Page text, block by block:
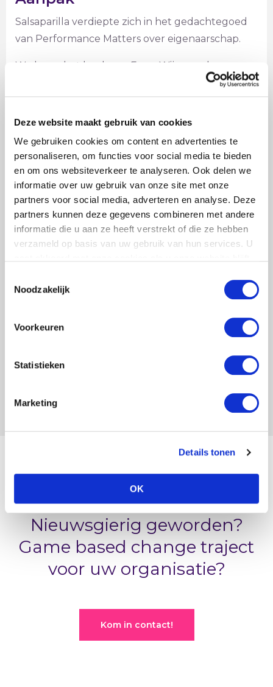
Deze website maakt gebruik van cookies
We gebruiken cookies om content en advertenties te
personaliseren, om functies voor social media te bieden
en om ons websiteverkeer te analyseren. Ook delen we
informatie over uw gebruik van onze site met onze
partners voor social media, adverteren en analyse. Deze
partners kunnen deze gegevens combineren met andere
informatie die u aan ze heeft verstrekt of die ze hebben
verzameld op basis van uw gebruik van hun services. U
Noodzakelijk
Voorkeuren
Statistieken
Marketing
Details tonen
OK
Salsaparilla verdiepte zich in het gedachtegoed
van Performance Matters over eigenaarschap.
We lazen het boek van Frans Wijngaarden,
voerden verschillende gesprekken met hem,
ontwierpen de game, deden een
proefspeelsessie, hierop kwam weer feedback, de
we de game zoals Performance Matters deze
graag wilde hebben.
wordt nu op zeer regelmatige basis
ingezet in verandertrajecten van Performance
Nieuwsgierig geworden?
Game based change traject
voor uw organisatie?
Kom in contact!